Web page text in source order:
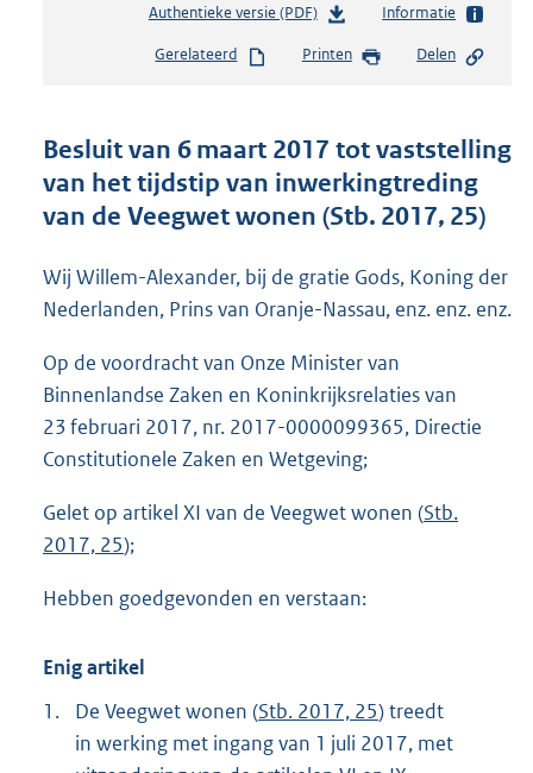
Authentieke versie (PDF)b
s
n
d
s
g
o
t
e
:
2
K
Informatie
Gerelateerd Printen Delen
Besluit van 6 maart 2017 tot vaststelling
van het tijdstip van inwerkingtreding
van de Veegwet wonen (Stb. 2017, 25)
Wij Willem-Alexander, bij de gratie Gods, Koning der
Nederlanden, Prins van Oranje-Nassau, enz. enz. enz.
Op de voordracht van Onze Minister van
Binnenlandse Zaken en Koninkrijksrelaties van
23 februari 2017, nr. 2017-0000099365, Directie
Constitutionele Zaken en Wetgeving;
Gelet op artikel XI van de Veegwet wonen (Stb.
2017, 25);
Hebben goedgevonden en verstaan:
Enig artikel
1.
De Veegwet wonen (Stb. 2017, 25) treedt
in werking met ingang van 1 juli 2017, met